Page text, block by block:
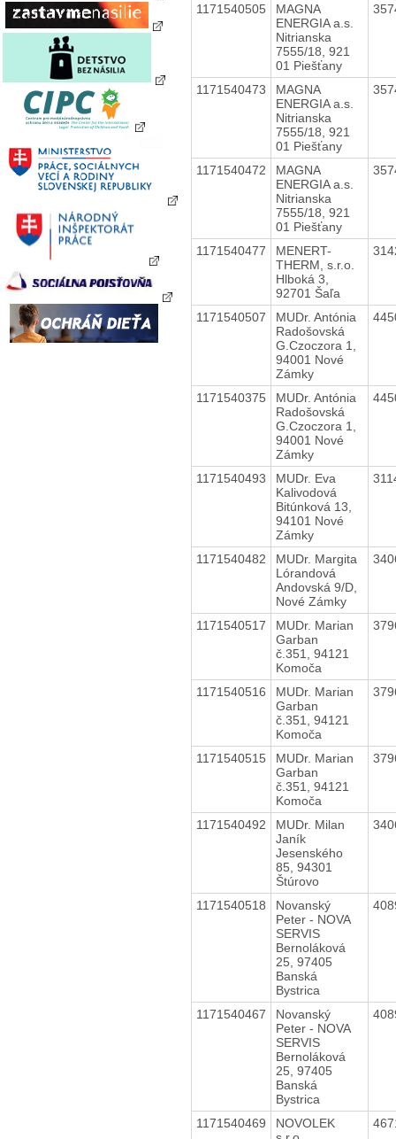
1171540505
MAGNA
ENERGIA a.s.
Nitrianska
7555/18, 921
01 Piešťany
1171540473
MAGNA
ENERGIA a.s.
Nitrianska
7555/18, 921
01 Piešťany
1171540472
MAGNA
ENERGIA a.s.
Nitrianska
7555/18, 921
01 Piešťany
1171540477
MENERT-
THERM, s.r.o.
Hlboká 3,
92701 Šaľa
1171540507
MUDr. Antónia
Radošovská
G.Czoczora 1,
94001 Nové
Zámky
1171540375
MUDr. Antónia
Radošovská
G.Czoczora 1,
94001 Nové
Zámky
1171540493
MUDr. Eva
Kalivodová
Bitúnková 13,
94101 Nové
Zámky
1171540482
MUDr. Margita
Lórandová
Andovská 9/D,
Nové Zámky
1171540517
MUDr. Marian
Garban
č.351, 94121
Komoča
1171540516
MUDr. Marian
Garban
č.351, 94121
Komoča
1171540515
MUDr. Marian
Garban
č.351, 94121
Komoča
1171540492
MUDr. Milan
Janík
Jesenského
85, 94301
Štúrovo
1171540518
Novanský
Peter - NOVA
SERVIS
Bernoláková
25, 97405
Banská
Bystrica
1171540467
Novanský
Peter - NOVA
SERVIS
Bernoláková
25, 97405
Banská
Bystrica
1171540469
NOVOLEK